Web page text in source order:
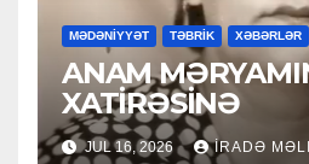
MƏDƏNİYYƏT TƏBRİK XƏBƏRLƏR
ANAM
XATİRƏSİNƏ
JUL 16, 2026 İRADƏ